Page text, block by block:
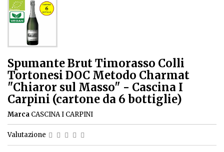
Spumante Brut Timorasso Colli
Tortonesi DOC Metodo Charmat
"Chiaror sul Masso" - Cascina I
Carpini (cartone da 6 bottiglie)
Marca CASCINA I CARPINI
Valutazione